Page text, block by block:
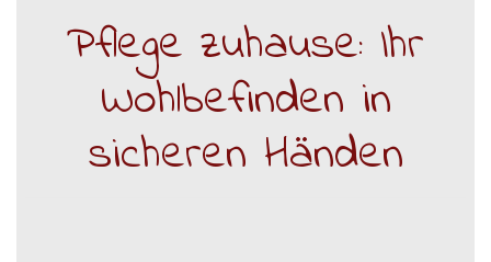
Pflege zuhause: Ihr
Wohlbefinden in
sicheren Händen